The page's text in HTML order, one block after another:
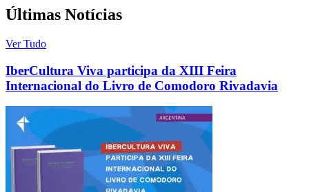
Últimas Notícias
Ver Tudo
IberCultura Viva participa da XIII Feira
Internacional do Livro de Comodoro Rivadavia